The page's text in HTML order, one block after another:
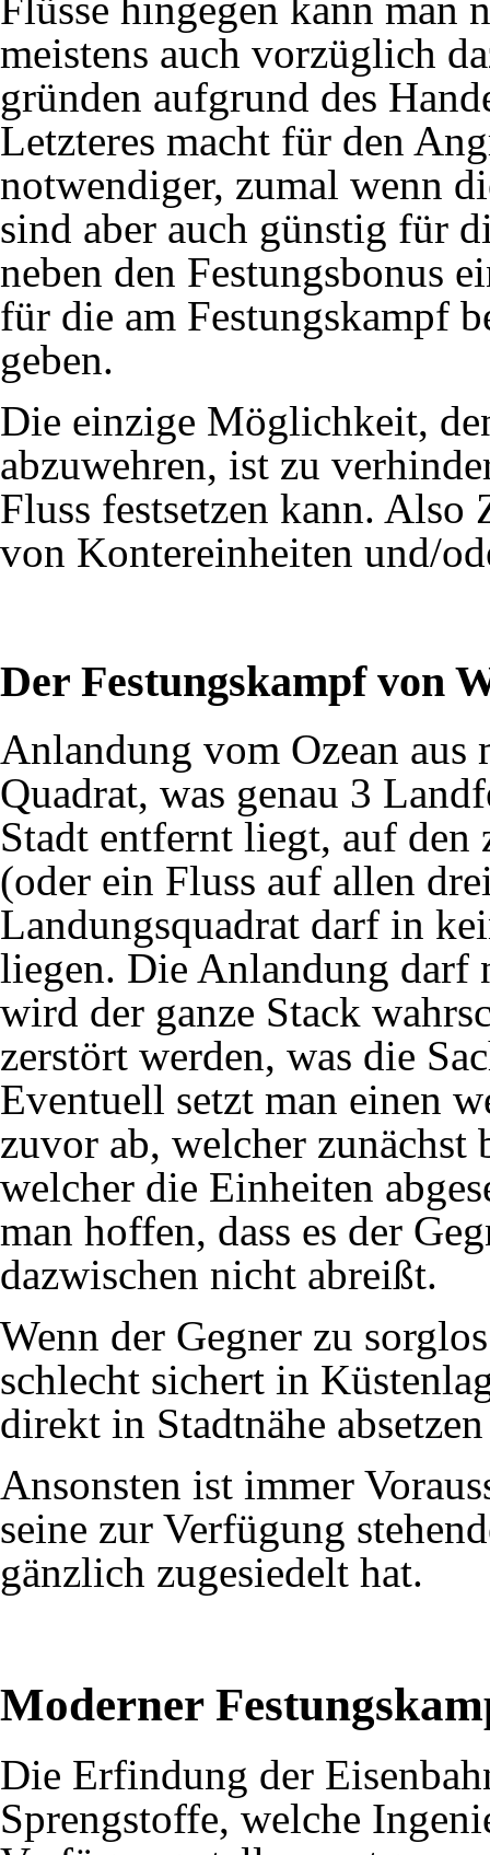
meistens auch vorzüglich
gründen aufgrund des
Letzteres macht für den
notwendiger, zumal wenn
sind aber auch günstig für
neben den Festungsbonus
für die am Festungskampf
geben.
Die einzige Möglichkeit,
abzuwehren, ist zu
Fluss festsetzen kann.
von Kontereinheiten und/
Der Festungskampf von
Anlandung vom Ozean
Quadrat, was genau 3
Stadt entfernt liegt, auf den
(oder ein Fluss auf allen
Landungsquadrat darf in
liegen. Die Anlandung darf
wird der ganze Stack
zerstört werden, was die
Eventuell setzt man einen
zuvor ab, welcher
welcher die Einheiten
man hoffen, dass es der
dazwischen nicht abreißt.
Wenn der Gegner zu
schlecht sichert in
direkt in Stadtnähe
Ansonsten ist immer
seine zur Verfügung
gänzlich zugesiedelt hat.
Moderner
Die Erfindung der
Sprengstoffe, welche